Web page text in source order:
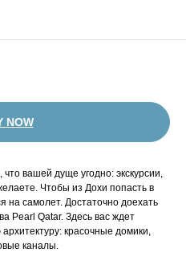
NOW
вашей дуще угодно: экскурсии,
Чтобы из Дохи попасть в
на самолет. Достаточно доехать
Pearl Qatar. Здесь вас ждет
красочные домики,
каналы.